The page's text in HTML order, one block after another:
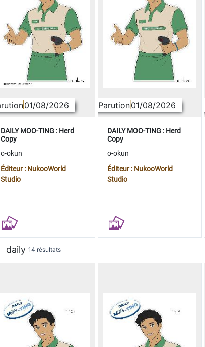
01/08/2026
DAILY MOO-TING : Herd
Copy
o-okun
Éditeur : NukooWorld
Studio
Parution01/08/2026
DAILY MOO-TING : Herd
Copy
o-okun
Éditeur : NukooWorld
Studio
daily 14 résultats